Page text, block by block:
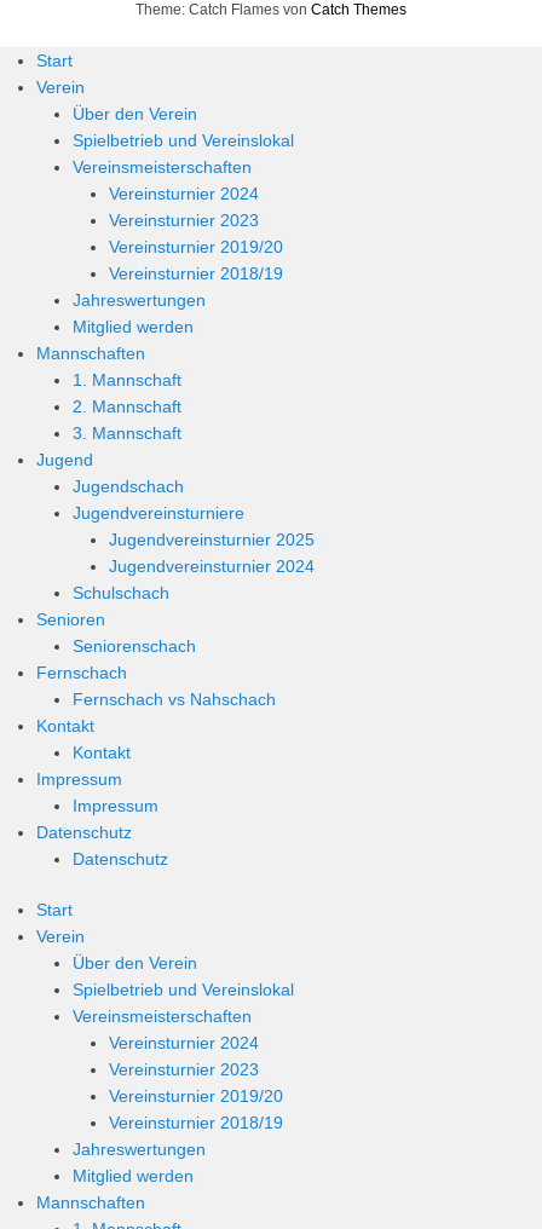
Theme: Catch Flames von Catch Themes
Start
Verein
Über den Verein
Spielbetrieb und Vereinslokal
Vereinsmeisterschaften
Vereinsturnier 2024
Vereinsturnier 2023
Vereinsturnier 2019/20
Vereinsturnier 2018/19
Jahreswertungen
Mitglied werden
Mannschaften
1. Mannschaft
2. Mannschaft
3. Mannschaft
Jugend
Jugendschach
Jugendvereinsturniere
Jugendvereinsturnier 2025
Jugendvereinsturnier 2024
Schulschach
Senioren
Seniorenschach
Fernschach
Fernschach vs Nahschach
Kontakt
Kontakt
Impressum
Impressum
Datenschutz
Datenschutz
Start
Verein
Über den Verein
Spielbetrieb und Vereinslokal
Vereinsmeisterschaften
Vereinsturnier 2024
Vereinsturnier 2023
Vereinsturnier 2019/20
Vereinsturnier 2018/19
Jahreswertungen
Mitglied werden
Mannschaften